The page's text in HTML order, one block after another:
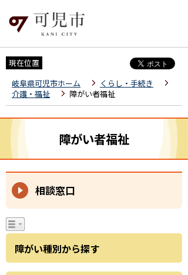
現在位置
岐阜県可児市ホーム
くらし・手続き
介護・福祉
障がい者福祉
障がい者福祉
相談窓口
障がい種別から探す